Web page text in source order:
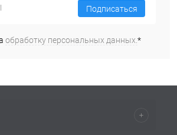
Подписаться
обработку персональных данных.*